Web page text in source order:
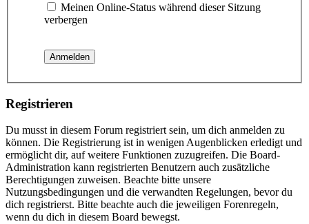
Meinen Online-Status während dieser Sitzung
verbergen
Registrieren
Du musst in diesem Forum registriert sein, um dich anmelden zu
können. Die Registrierung ist in wenigen Augenblicken erledigt und
ermöglicht dir, auf weitere Funktionen zuzugreifen. Die Board-
Administration kann registrierten Benutzern auch zusätzliche
Berechtigungen zuweisen. Beachte bitte unsere
Nutzungsbedingungen und die verwandten Regelungen, bevor du
dich registrierst. Bitte beachte auch die jeweiligen Forenregeln,
wenn du dich in diesem Board bewegst.